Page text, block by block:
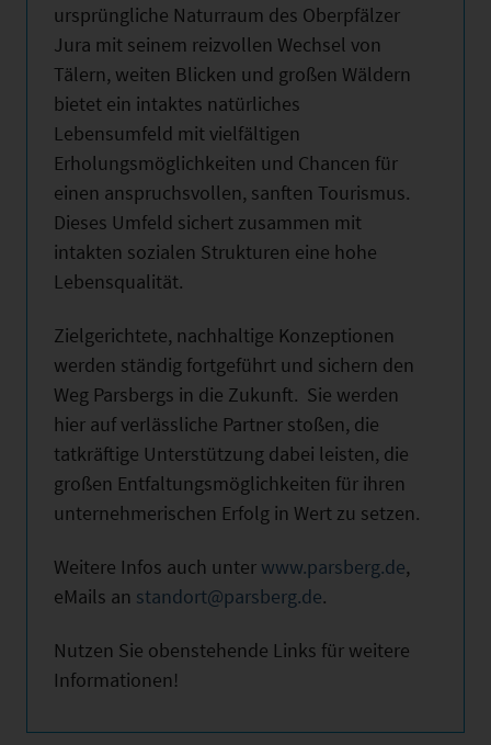
ursprüngliche Naturraum des Oberpfälzer
Jura mit seinem reizvollen Wechsel von
Tälern, weiten Blicken und großen Wäldern
bietet ein intaktes natürliches
Lebensumfeld mit vielfältigen
Erholungsmöglichkeiten und Chancen für
einen anspruchsvollen, sanften Tourismus.
Dieses Umfeld sichert zusammen mit
intakten sozialen Strukturen eine hohe
Lebensqualität.
Zielgerichtete, nachhaltige Konzeptionen
werden ständig fortgeführt und sichern den
Weg Parsbergs in die Zukunft. Sie werden
hier auf verlässliche Partner stoßen, die
tatkräftige Unterstützung dabei leisten, die
großen Entfaltungsmöglichkeiten für ihren
unternehmerischen Erfolg in Wert zu setzen.
Weitere Infos auch unter www.parsberg.de,
eMails an standort@parsberg.de.
Nutzen Sie obenstehende Links für weitere
Informationen!